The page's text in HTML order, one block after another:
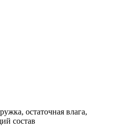
остаточная влага,
состав